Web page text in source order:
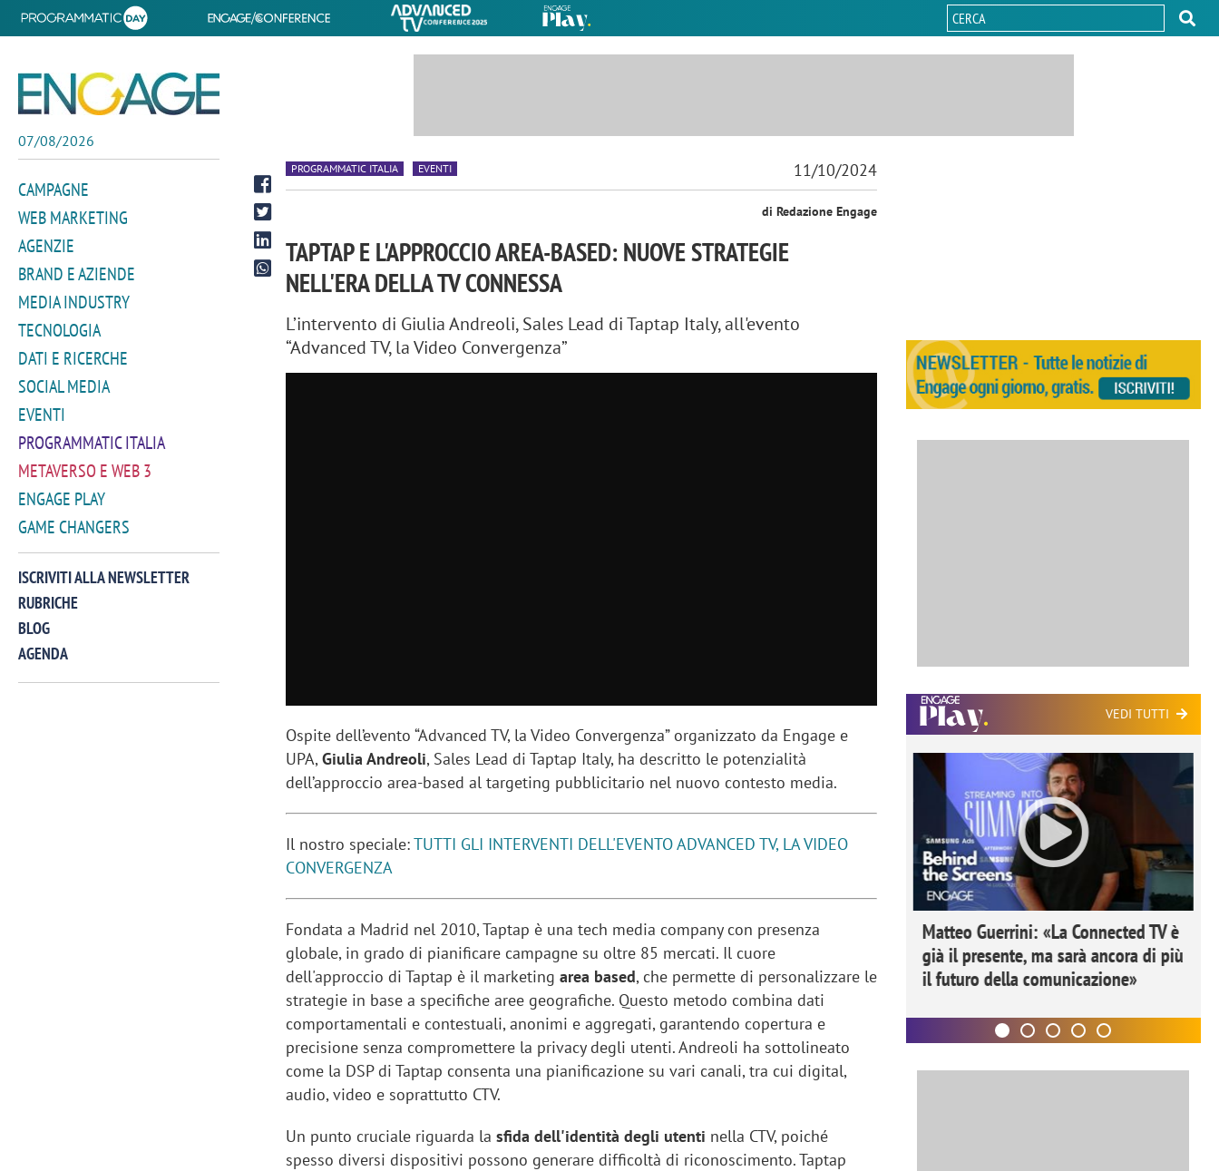
07/08/2026
CAMPAGNE
WEB MARKETING
AGENZIE
BRAND E AZIENDE
MEDIA INDUSTRY
TECNOLOGIA
DATI E RICERCHE
SOCIAL MEDIA
EVENTI
PROGRAMMATIC ITALIA
METAVERSO E WEB 3
ENGAGE PLAY
GAME CHANGERS
ISCRIVITI ALLA NEWSLETTER
RUBRICHE
BLOG
AGENDA
PROGRAMMATIC ITALIA EVENTI 11/10/2024
di Redazione Engage
TAPTAP E L'APPROCCIO AREA-BASED: NUOVE STRATEGIE
NELL'ERA DELLA TV CONNESSA
L’intervento di Giulia Andreoli, Sales Lead di Taptap Italy, all'evento
“Advanced TV, la Video Convergenza”
Ospite dell’evento “Advanced TV, la Video Convergenza” organizzato da Engage e
UPA,Giulia Andreoli, Sales Lead di Taptap Italy, ha descritto le potenzialità
dell’approccio area-based al targeting pubblicitario nel nuovo contesto media.
Il nostro speciale:TUTTI GLI INTERVENTI DELL'EVENTO ADVANCED TV, LA VIDEO
CONVERGENZA
Fondata a Madrid nel 2010, Taptap è una tech media company con presenza
globale, in grado di pianificare campagne su oltre 85 mercati. Il cuore
dell'approccio di Taptap è il marketingarea based, che permette di personalizzare le
strategie in base a specifiche aree geografiche. Questo metodo combina dati
comportamentali e contestuali, anonimi e aggregati, garantendo copertura e
precisione senza compromettere la privacy degli utenti. Andreoli ha sottolineato
come la DSP di Taptap consenta una pianificazione su vari canali, tra cui digital,
audio, video e soprattutto CTV.
Un punto cruciale riguarda lasfida dell'identità degli utenti nella CTV, poiché
spesso diversi dispositivi possono generare difficoltà di riconoscimento. Taptap
VEDI TUTTI
Manassero, Samsung Ads: «Con Total
Perez, Samsung Ads: «L'Italia è un
mercato strategico e continuerà a
crescere»
Networking agli eventi: come la
startup Kicè punta a eliminare lo
"spreco di relazioni"
Matteo Guerrini: «La Connected TV è
già il presente, ma sarà ancora di più
il futuro della comunicazione»